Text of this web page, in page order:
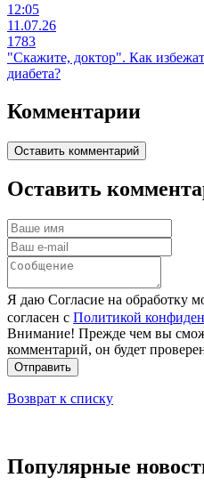
12:05
11.07.26
1783
"Скажите, доктор". Как
диабета?
Комментарии
Оставить комментарий
Оставить
Я даю Согласие на обработку
согласен с Политикой
Внимание! Прежде чем вы
комментарий, он будет
Отправить
Возврат к списку
Популярные